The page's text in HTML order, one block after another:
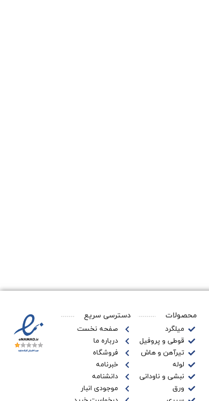
محصولات
میلگرد
قوطی و پروفیل
تیرآهن و هاش
لوله
نبشی و ناودانی
ورق
دسترسی سریع
صفحه نخست
درباره ما
فروشگاه
خبرنامه
دانشنامه
موجودی انبار